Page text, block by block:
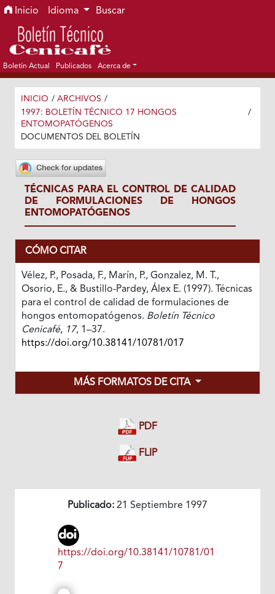
Ir al menú de navegación principal
Ir al contenido principal
Ir al pie de página del sitio
Inicio Idioma Buscar
Boletín Actual Publicados Acerca de
INICIO / ARCHIVOS /
1997: BOLETÍN TÉCNICO 17 HONGOS
ENTOMOPATÓGENOS
/
DOCUMENTOS DEL BOLETÍN
TÉCNICAS PARA EL CONTROL DE CALIDAD
DE FORMULACIONES DE HONGOS
ENTOMOPATÓGENOS
CÓMO CITAR
Vélez, P., Posada, F., Marín, P., Gonzalez, M. T.,
Osorio, E., & Bustillo-Pardey, Álex E. (1997). Técnicas
para el control de calidad de formulaciones de
hongos entomopatógenos. Boletín Técnico
Cenicafé, 17, 1–37.
https://doi.org/10.38141/10781/017
MÁS FORMATOS DE CITA
PDF
FLIP
Publicado: 21 Septiembre 1997
https://doi.org/10.38141/10781/01
7